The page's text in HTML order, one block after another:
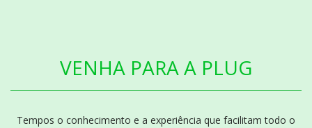
VENHA PARA A PLUG
Tempos o conhecimento e a experiência que facilitam todo o